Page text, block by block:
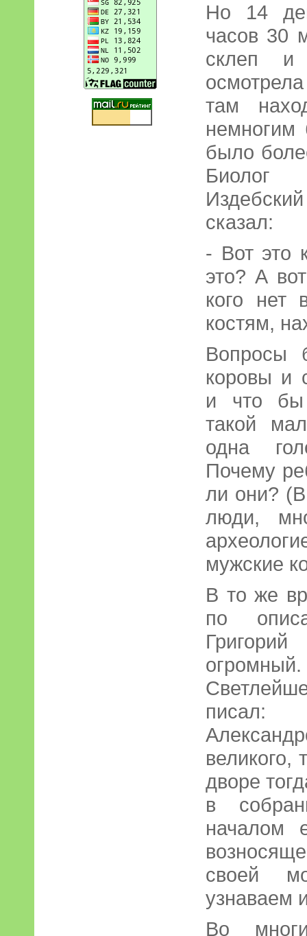
Но 14
часов 30
склеп и
там
немногим
было
Биолог
сказал:
- Вот это
это? А
кого нет
костям,
Вопросы
коровы и
и что бы
такой
одна
Почему
ли они?
люди,
мужские
В то же
по
писал:
великого,
дворе
в
началом
своей
узнаваем
Во